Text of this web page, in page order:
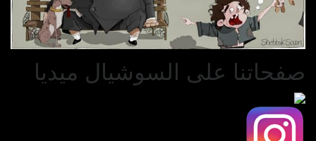
صفحاتنا على السوشيال ميديا